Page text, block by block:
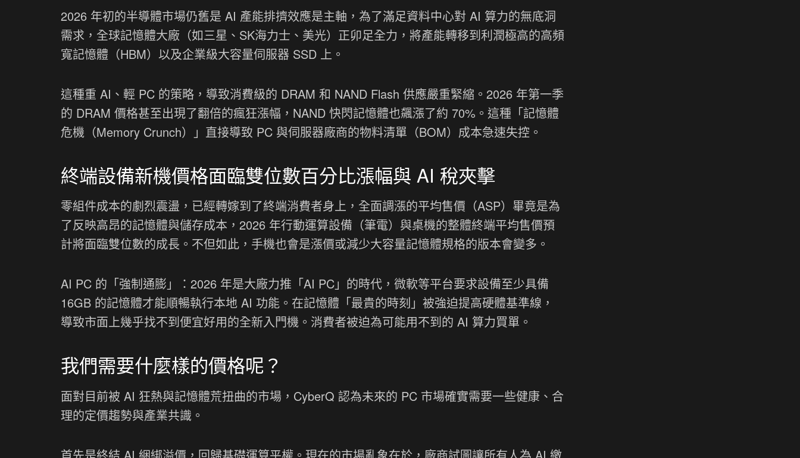
2026 年初的半導體市場仍舊是 AI 產能排擠效應是主軸，為了滿足資料中心對 AI 算力的無底洞
需求，全球記憶體大廠（如三星、SK海力士、美光）正卯足全力，將產能轉移到利潤極高的高頻
寬記憶體（HBM）以及企業級大容量伺服器 SSD 上。
這種重 AI、輕 PC 的策略，導致消費級的 DRAM 和 NAND Flash 供應嚴重緊縮。2026 年第一季
的 DRAM 價格甚至出現了翻倍的瘋狂漲幅，NAND 快閃記憶體也飆漲了約 70%。這種「記憶體
危機（Memory Crunch）」直接導致 PC 與伺服器廠商的物料清單（BOM）成本急速失控。
終端設備新機價格面臨雙位數百分比漲幅與 AI 稅夾擊
零組件成本的劇烈震盪，已經轉嫁到了終端消費者身上，全面調漲的平均售價（ASP）畢竟是為
了反映高昂的記憶體與儲存成本，2026 年行動運算設備（筆電）與桌機的整體終端平均售價預
計將面臨雙位數的成長。不但如此，手機也會是漲價或減少大容量記憶體規格的版本會變多。
AI PC 的「強制通膨」：2026 年是大廠力推「AI PC」的時代，微軟等平台要求設備至少具備
16GB 的記憶體才能順暢執行本地 AI 功能。在記憶體「最貴的時刻」被強迫提高硬體基準線，
導致市面上幾乎找不到便宜好用的全新入門機。消費者被迫為可能用不到的 AI 算力買單。
我們需要什麼樣的價格呢？
面對目前被 AI 狂熱與記憶體荒扭曲的市場，CyberQ 認為未來的 PC 市場確實需要一些健康、合
理的定價趨勢與產業共識。